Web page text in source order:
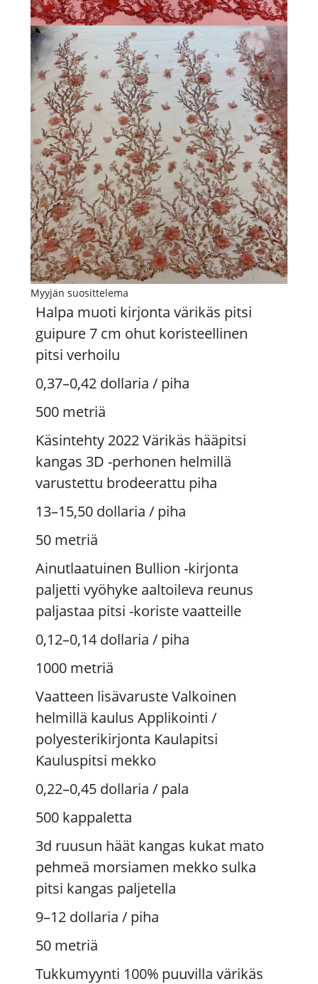
Myyjän suosittelema
Halpa muoti kirjonta värikäs pitsi
guipure 7 cm ohut koristeellinen
pitsi verhoilu
0,37–0,42 dollaria / piha
500 metriä
Käsintehty 2022 Värikäs hääpitsi
kangas 3D -perhonen helmillä
varustettu brodeerattu piha
13–15,50 dollaria / piha
50 metriä
Ainutlaatuinen Bullion -kirjonta
paljetti vyöhyke aaltoileva reunus
paljastaa pitsi -koriste vaatteille
0,12–0,14 dollaria / piha
1000 metriä
Vaatteen lisävaruste Valkoinen
helmillä kaulus Applikointi /
polyesterikirjonta Kaulapitsi
Kauluspitsi mekko
0,22–0,45 dollaria / pala
500 kappaletta
3d ruusun häät kangas kukat mato
pehmeä morsiamen mekko sulka
pitsi kangas paljetella
9–12 dollaria / piha
50 metriä
Tukkumyynti 100% puuvilla värikäs